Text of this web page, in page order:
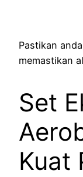
Pastikan
memastikan
Set
Kuat